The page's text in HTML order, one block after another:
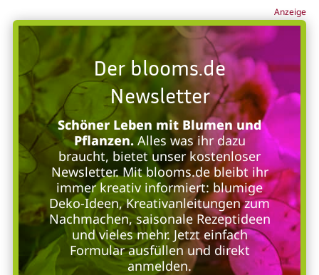
Anzeige
Der blooms.de
Newsletter
Schöner Leben mit Blumen und
Pflanzen.Alles was ihr dazu
braucht, bietet unser kostenloser
Newsletter. Mit blooms.de bleibt ihr
immer kreativ informiert: blumige
Deko-Ideen, Kreativanleitungen zum
Nachmachen, saisonale Rezeptideen
und vieles mehr. Jetzt einfach
Formular ausfüllen und direkt
anmelden.